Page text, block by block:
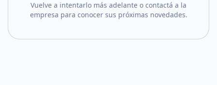
Vuelve a intentarlo más adelante o contactá a la
empresa para conocer sus próximas novedades.